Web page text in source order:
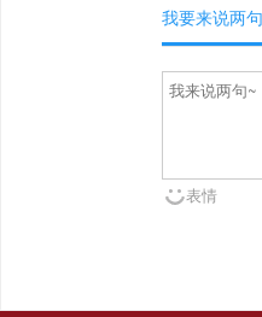
我要来说两句
表情